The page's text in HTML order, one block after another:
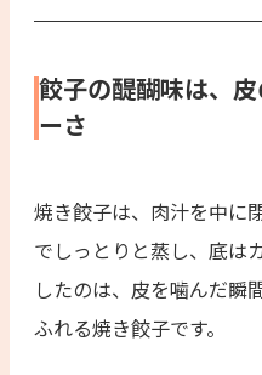
餃子の醍醐味は、
ーさ
焼き餃子は、肉汁を中に
でしっとりと蒸し、底は
したのは、皮を噛んだ瞬
ふれる焼き餃子です。